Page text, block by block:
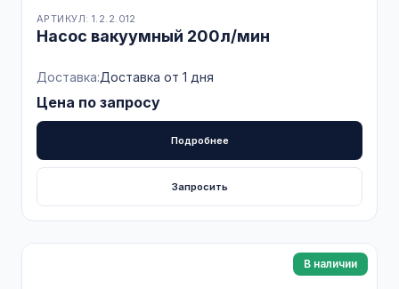
АРТИКУЛ: 1.2.2.012
Насос вакуумный 200л/мин
Доставка:Доставка от 1 дня
Цена по запросу
Подробнее
Запросить
В наличии